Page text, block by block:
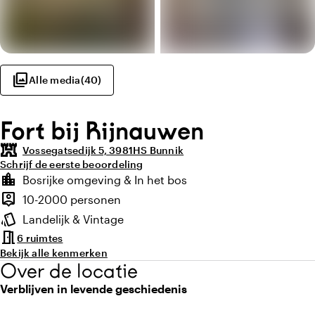
photo_libraryAlle media(40)
Fort bij Rijnauwen
fort Vossegatsedijk 5, 3981HS Bunnik
Schrijf de eerste beoordeling
Highlights
location_city
Locatie en omgeving
Bosrijke omgeving & In het bos
person_pin
Capaciteit
10-2000 personen
style
Sfeer en uitstraling
Landelijk & Vintage
meeting_room6 ruimtes
Bekijk alle kenmerken
Over de locatie
Verblijven in levende geschiedenis